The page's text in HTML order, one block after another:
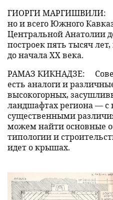
ГИОРГИ МАРГИШВИЛИ:
но и всего Южного
Центральной Анатолии
построек пять тысяч
до начала XX века.
РАМАЗ КИКНАДЗЕ:
есть аналоги и
высокогорных,
ландшафтах региона —
существенными
можем найти основные
типологии и
идет о крышах.